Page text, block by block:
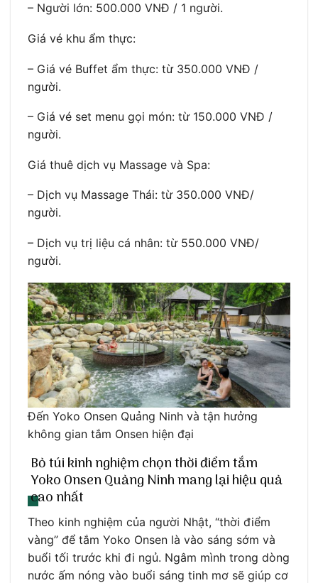
– Người lớn: 500.000 VNĐ / 1 người.
Giá vé khu ẩm thực:
– Giá vé Buffet ẩm thực: từ 350.000 VNĐ /
người.
– Giá vé set menu gọi món: từ 150.000 VNĐ /
người.
Giá thuê dịch vụ Massage và Spa:
– Dịch vụ Massage Thái: từ 350.000 VNĐ/
người.
– Dịch vụ trị liệu cá nhân: từ 550.000 VNĐ/
người.
Đến Yoko Onsen Quảng Ninh và tận hưởng
không gian tắm Onsen hiện đại
Bỏ túi kinh nghiệm chọn thời điểm tắm
Yoko Onsen Quảng Ninh mang lại hiệu quả
cao nhất
Theo kinh nghiệm của người Nhật, “thời điểm
vàng” để tắm Yoko Onsen là vào sáng sớm và
buổi tối trước khi đi ngủ. Ngâm mình trong dòng
nước ấm nóng vào buổi sáng tinh mơ sẽ giúp cơ